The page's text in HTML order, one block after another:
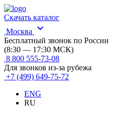
Скачать каталог
Москва
expand_more
Бесплатный звонок по России
(8:30 — 17:30 МСК)
8 800 555-73-08
Для звонков из-за рубежа
+7 (499) 649-75-72
ENG
RU